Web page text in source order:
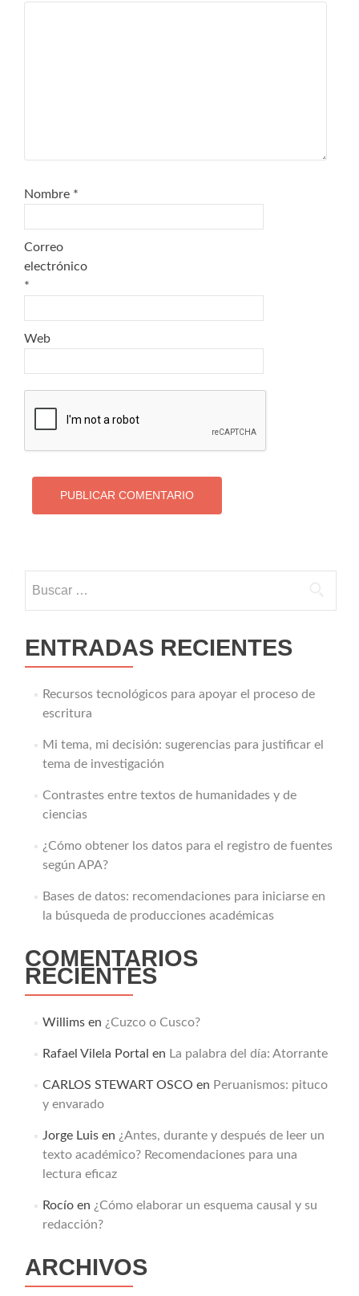
Nombre *
Correo
electrónico
*
Web
ENTRADAS RECIENTES
Recursos tecnológicos para apoyar el proceso de
escritura
Mi tema, mi decisión: sugerencias para justificar el
tema de investigación
Contrastes entre textos de humanidades y de
ciencias
¿Cómo obtener los datos para el registro de fuentes
según APA?
Bases de datos: recomendaciones para iniciarse en
la búsqueda de producciones académicas
COMENTARIOS
RECIENTES
Willimsen ¿Cuzco o Cusco?
Rafael Vilela Portal en La palabra del día: Atorrante
CARLOS STEWART OSCO en Peruanismos: pituco
y envarado
Jorge Luisen ¿Antes, durante y después de leer un
texto académico? Recomendaciones para una
lectura eficaz
Rocíoen ¿Cómo elaborar un esquema causal y su
redacción?
ARCHIVOS